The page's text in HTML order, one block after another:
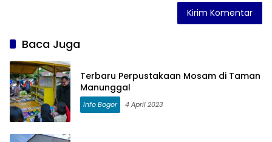
Baca Juga
Terbaru Perpustakaan Mosam di Taman
Manunggal
Info Bogor 4 April 2023